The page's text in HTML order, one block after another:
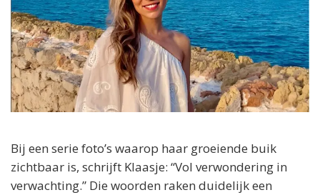
Bij een serie foto’s waarop haar groeiende buik
zichtbaar is, schrijft Klaasje: “Vol verwondering in
verwachting.” Die woorden raken duidelijk een